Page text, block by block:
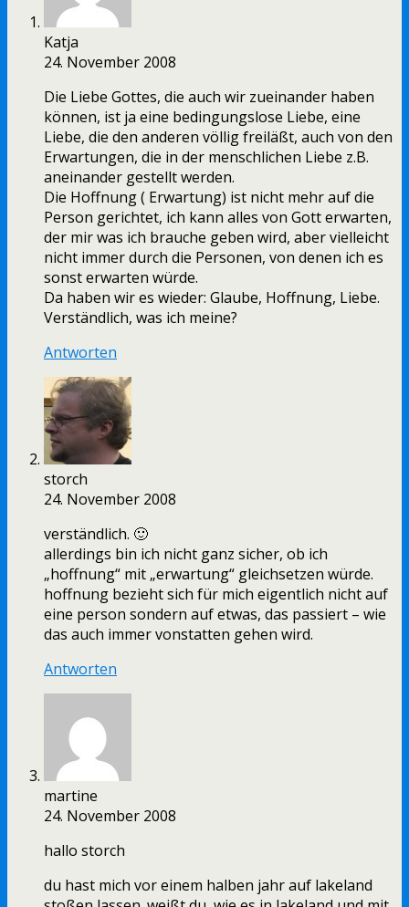
Katja
24. November 2008
Die Liebe Gottes, die auch wir zueinander haben
können, ist ja eine bedingungslose Liebe, eine
Liebe, die den anderen völlig freiläßt, auch von den
Erwartungen, die in der menschlichen Liebe z.B.
aneinander gestellt werden.
Die Hoffnung ( Erwartung) ist nicht mehr auf die
Person gerichtet, ich kann alles von Gott erwarten,
der mir was ich brauche geben wird, aber vielleicht
nicht immer durch die Personen, von denen ich es
sonst erwarten würde.
Da haben wir es wieder: Glaube, Hoffnung, Liebe.
Verständlich, was ich meine?
Antworten
storch
24. November 2008
verständlich. 🙂
allerdings bin ich nicht ganz sicher, ob ich
„hoffnung“ mit „erwartung“ gleichsetzen würde.
hoffnung bezieht sich für mich eigentlich nicht auf
eine person sondern auf etwas, das passiert – wie
das auch immer vonstatten gehen wird.
Antworten
martine
24. November 2008
hallo storch
du hast mich vor einem halben jahr auf lakeland